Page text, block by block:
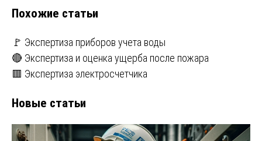
Похожие статьи
🚩 Экспертиза приборов учета воды
🔴 Экспертиза и оценка ущерба после пожара
🟥 Экспертиза электросчетчика
Новые статьи